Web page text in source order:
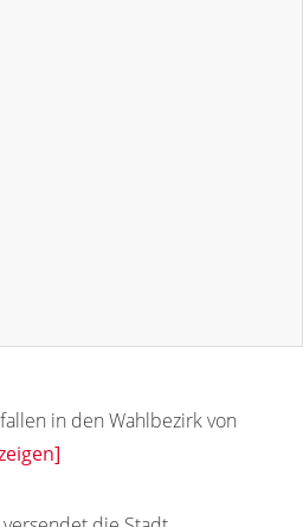
in den Wahlbezirk von